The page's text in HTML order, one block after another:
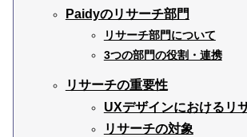
Paidyのリサーチ部門
リサーチ部門について
3つの部門の役割・連携
リサーチの重要性
UXデザインにおけるリ
リサーチの対象